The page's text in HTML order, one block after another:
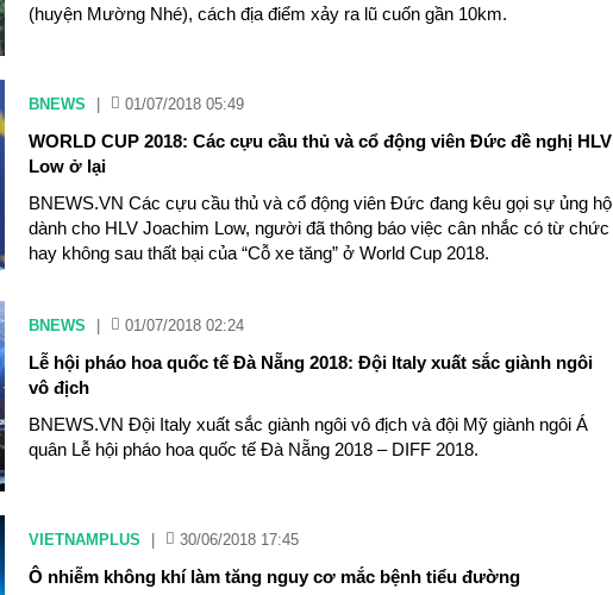
(huyện Mường Nhé), cách địa điểm xảy ra lũ cuốn gần 10km.
BNEWS 01/07/2018 05:49
WORLD CUP 2018: Các cựu cầu thủ và cổ động viên Đức đề nghị HLV
Low ở lại
BNEWS.VN Các cựu cầu thủ và cổ động viên Đức đang kêu gọi sự ủng hộ
dành cho HLV Joachim Low, người đã thông báo việc cân nhắc có từ chức
hay không sau thất bại của “Cỗ xe tăng” ở World Cup 2018.
BNEWS 01/07/2018 02:24
Lễ hội pháo hoa quốc tế Đà Nẵng 2018: Đội Italy xuất sắc giành ngôi
vô địch
BNEWS.VN Đội Italy xuất sắc giành ngôi vô địch và đội Mỹ giành ngôi Á
quân Lễ hội pháo hoa quốc tế Đà Nẵng 2018 – DIFF 2018.
VIETNAMPLUS 30/06/2018 17:45
Ô nhiễm không khí làm tăng nguy cơ mắc bệnh tiểu đường